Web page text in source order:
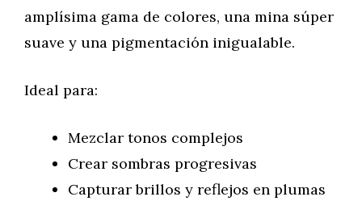
amplísima gama de colores, una mina súper
suave y una pigmentación inigualable.
Ideal para:
Mezclar tonos complejos
Crear sombras progresivas
Capturar brillos y reflejos en plumas